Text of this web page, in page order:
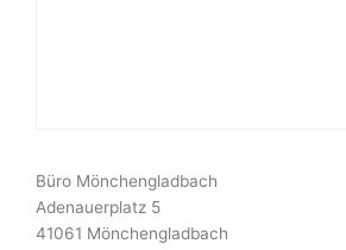
Büro Mönchengladbach
Adenauerplatz 5
41061 Mönchengladbach